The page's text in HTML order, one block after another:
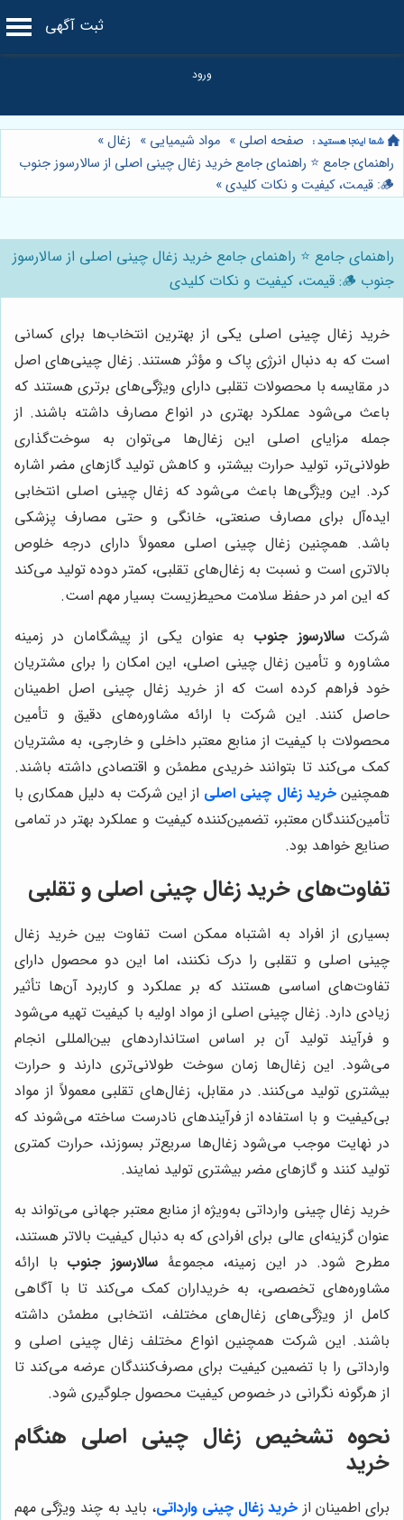
ثبت آگهی
صفحه اصلی » مواد شیمیایی » زغال»
راهنمای جامع ⭐️ راهنمای جامع خرید زغال چینی اصلی از سالارسوز جنوب
🪵: قیمت، کیفیت و نکات کلیدی
»
راهنمای جامع ⭐️ راهنمای جامع خرید زغال چینی اصلی از سالارسوز
جنوب 🪵: قیمت، کیفیت و نکات کلیدی
خرید زغال چینی اصلی یکی از بهترین انتخاب‌ها برای کسانی
است که به دنبال انرژی پاک و مؤثر هستند. زغال چینی‌های اصل
در مقایسه با محصولات تقلبی دارای ویژگی‌های برتری هستند که
باعث می‌شود عملکرد بهتری در انواع مصارف داشته باشند. از
جمله مزایای اصلی این زغال‌ها می‌توان به سوخت‌گذاری
طولانی‌تر، تولید حرارت بیشتر، و کاهش تولید گازهای مضر اشاره
کرد. این ویژگی‌ها باعث می‌شود که زغال چینی اصلی انتخابی
ایده‌آل برای مصارف صنعتی، خانگی و حتی مصارف پزشکی
باشد. همچنین زغال چینی اصلی معمولاً دارای درجه خلوص
بالاتری است و نسبت به زغال‌های تقلبی، کمتر دوده تولید می‌کند
که این امر در حفظ سلامت محیط‌زیست بسیار مهم است.
شرکتسالارسوز جنوب به عنوان یکی از پیشگامان در زمینه
مشاوره و تأمین زغال چینی اصلی، این امکان را برای مشتریان
خود فراهم کرده است که از خرید زغال چینی اصل اطمینان
حاصل کنند. این شرکت با ارائه مشاوره‌های دقیق و تأمین
محصولات با کیفیت از منابع معتبر داخلی و خارجی، به مشتریان
کمک می‌کند تا بتوانند خریدی مطمئن و اقتصادی داشته باشند.
همچنینخرید زغال چینی اصلی از این شرکت به دلیل همکاری با
تأمین‌کنندگان معتبر، تضمین‌کننده کیفیت و عملکرد بهتر در تمامی
صنایع خواهد بود.
تفاوت‌های خرید زغال چینی اصلی و تقلبی
بسیاری از افراد به اشتباه ممکن است تفاوت بین خرید زغال
چینی اصلی و تقلبی را درک نکنند، اما این دو محصول دارای
تفاوت‌های اساسی هستند که بر عملکرد و کاربرد آن‌ها تأثیر
زیادی دارد. زغال چینی اصلی از مواد اولیه با کیفیت تهیه می‌شود
و فرآیند تولید آن بر اساس استانداردهای بین‌المللی انجام
می‌شود. این زغال‌ها زمان سوخت طولانی‌تری دارند و حرارت
بیشتری تولید می‌کنند. در مقابل، زغال‌های تقلبی معمولاً از مواد
بی‌کیفیت و با استفاده از فرآیندهای نادرست ساخته می‌شوند که
در نهایت موجب می‌شود زغال‌ها سریع‌تر بسوزند، حرارت کمتری
تولید کنند و گازهای مضر بیشتری تولید نمایند.
خرید زغال چینی وارداتی به‌ویژه از منابع معتبر جهانی می‌تواند به
عنوان گزینه‌ای عالی برای افرادی که به دنبال کیفیت بالاتر هستند،
مطرح شود. در این زمینه، مجموعۀ سالارسوز جنوب با ارائه
مشاوره‌های تخصصی، به خریداران کمک می‌کند تا با آگاهی
کامل از ویژگی‌های زغال‌های مختلف، انتخابی مطمئن داشته
باشند. این شرکت همچنین انواع مختلف زغال چینی اصلی و
وارداتی را با تضمین کیفیت برای مصرف‌کنندگان عرضه می‌کند تا
از هرگونه نگرانی در خصوص کیفیت محصول جلوگیری شود.
نحوه تشخیص زغال چینی اصلی هنگام
خرید
برای اطمینان از خرید زغال چینی وارداتی، باید به چند ویژگی مهم